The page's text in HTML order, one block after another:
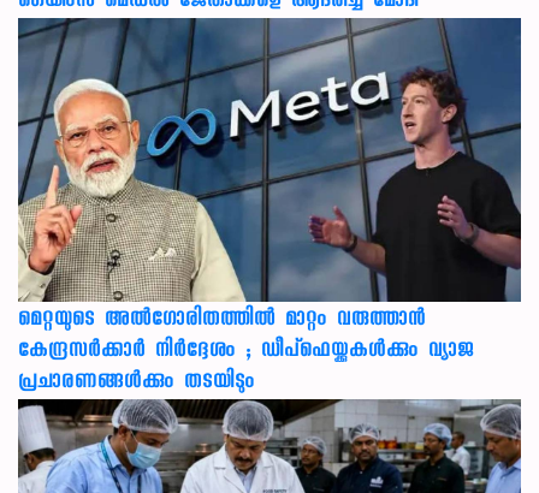
മെറ്റയുടെ അൽഗോരിതത്തിൽ മാറ്റം വരുത്താൻ
കേന്ദ്രസർക്കാർ നിർദ്ദേശം ; ഡീപ്‌ഫെയ്ക്കുകൾക്കും വ്യാജ
പ്രചാരണങ്ങൾക്കും തടയിടും